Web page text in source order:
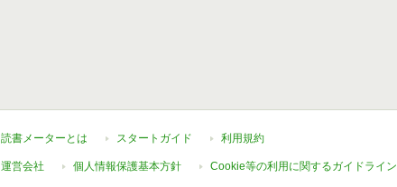
読書メーターとは スタートガイド 利用規約
運営会社 個人情報保護基本方針 Cookie等の利用に関するガイドライン